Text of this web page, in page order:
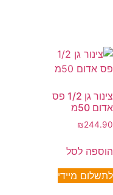
צינור גן 1/2 פס
אדום 50מ
₪244.90
הוספה לסל
לתשלום מיידי